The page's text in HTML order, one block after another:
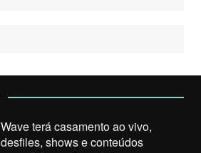
Wave terá casamento ao vivo,
desfiles, shows e conteúdos